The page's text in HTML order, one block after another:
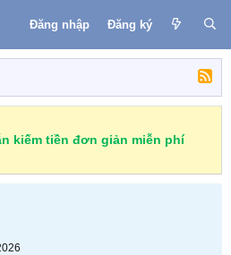
Đăng nhập Đăng ký
kiếm tiền đơn giản miễn phí